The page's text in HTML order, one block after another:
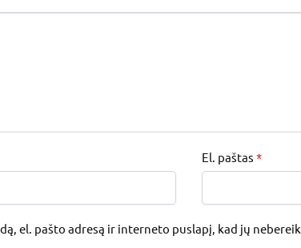
El. paštas *
el. pašto adresą ir interneto puslapį, kad jų